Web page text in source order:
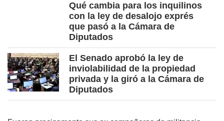
Qué cambia para los inquilinos
con la ley de desalojo exprés
que pasó a la Cámara de
Diputados
El Senado aprobó la ley de
inviolabilidad de la propiedad
privada y la giró a la Cámara de
Diputados